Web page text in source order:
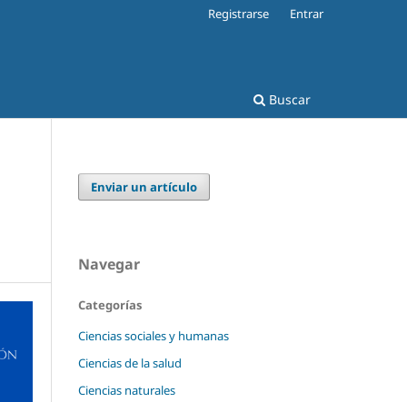
Buscar
Registrarse Entrar
Enviar un artículo
Navegar
Categorías
Ciencias sociales y humanas
Ciencias de la salud
Ciencias naturales